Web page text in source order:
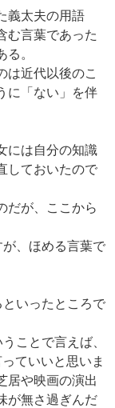
義太夫の用語
む言葉であった
。
は近代以後のこ
に「ない」を伴
には自分の知識
しておいたので
だが、ここから
、ほめる言葉で
いったところで
ことで言えば、
ていいと思いま
居や映画の演出
が無さ過ぎんだ